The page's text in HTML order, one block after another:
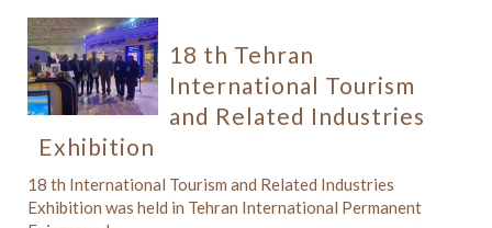
18 th Tehran
International Tourism
and Related Industries
Exhibition
18 th International Tourism and Related Industries
Exhibition was held in Tehran International Permanent